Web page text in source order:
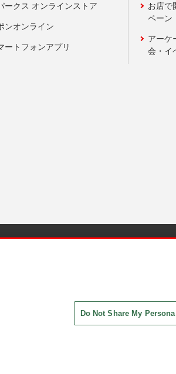
ークス オンラインストア
ンオンライン
ートフォンアプリ
お店で
ペーン
アーケ
会・イ
Do Not Share My